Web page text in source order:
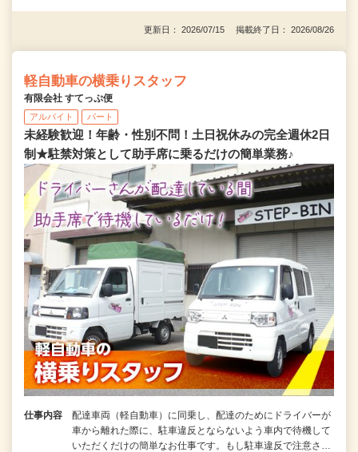
更新日： 2026/07/15 掲載終了日： 2026/08/26
軽自動車の横乗りスタッフ
有限会社 すてっぷ便
アルバイト パート
未経験歓迎！年齢・性別不問！土日祝休みの完全週休2日
制★駐禁対策として助手席に乗るだけの簡単業務♪
仕事内容
配達車両（軽自動車）に同乗し、配達のためにドライバーが
車から離れた際に、駐車違反とならないよう車内で待機して
いただくだけの簡単なお仕事です。もし駐車違反で注意さ…